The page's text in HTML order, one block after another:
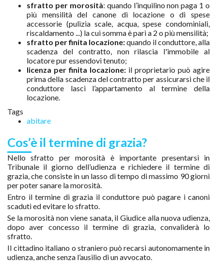
sfratto per morosità: quando l’inquilino non paga 1 o
più mensilità del canone di locazione o di spese
accessorie (pulizia scale, acqua, spese condominiali,
riscaldamento ...) la cui somma è pari a 2 o più mensilità;
sfratto per finita locazione:quando il conduttore, alla
scadenza del contratto, non rilascia l'immobile al
locatore pur essendovi tenuto;
licenza per finita locazione: il proprietario può agire
prima della scadenza del contratto per assicurarsi che il
conduttore lasci l’appartamento al termine della
locazione.
Tags
abitare
Cos’è il termine di grazia?
Nello sfratto per morosità è importante presentarsi in
Tribunale il giorno dell’udienza e richiedere il termine di
grazia, che consiste in un lasso di tempo di massimo 90 giorni
per poter sanare la morosità.
Entro il termine di grazia il conduttore può pagare i canoni
scaduti ed evitare lo sfratto.
Se la morosità non viene sanata, il Giudice alla nuova udienza,
dopo aver concesso il termine di grazia, convaliderà lo
sfratto.
Il cittadino italiano o straniero può recarsi autonomamente in
udienza, anche senza l’ausilio di un avvocato.